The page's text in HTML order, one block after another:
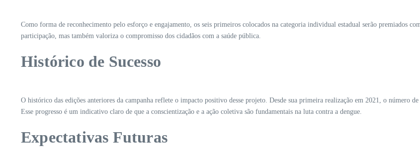
Como forma de reconhecimento pelo esforço e engajamento, os seis primeiros colocados na categoria individual estadual serão premiados
participação, mas também valoriza o compromisso dos cidadãos com a saúde pública.
Histórico de Sucesso
O histórico das edições anteriores da campanha reflete o impacto positivo desse projeto. Desde sua primeira realização em 2021, o número
Esse progresso é um indicativo claro de que a conscientização e a ação coletiva são fundamentais na luta contra a dengue.
Expectativas Futuras